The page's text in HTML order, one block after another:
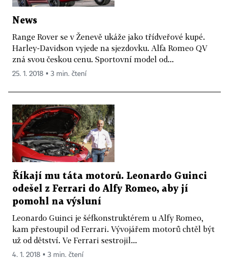
News
Range Rover se v Ženevě ukáže jako třídveřové kupé.
Harley-Davidson vyjede na sjezdovku. Alfa Romeo QV
zná svou českou cenu. Sportovní model od...
25. 1. 2018 ▪ 3 min. čtení
Říkají mu táta motorů. Leonardo Guinci
odešel z Ferrari do Alfy Romeo, aby jí
pomohl na výsluní
Leonardo Guinci je šéfkonstruktérem u Alfy Romeo,
kam přestoupil od Ferrari. Vývojářem motorů chtěl být
už od dětství. Ve Ferrari sestrojil...
4. 1. 2018 ▪ 3 min. čtení